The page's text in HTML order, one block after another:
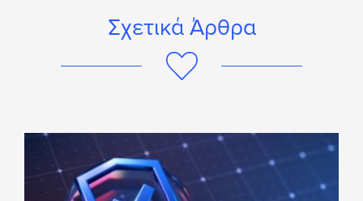
Σχετικά Άρθρα